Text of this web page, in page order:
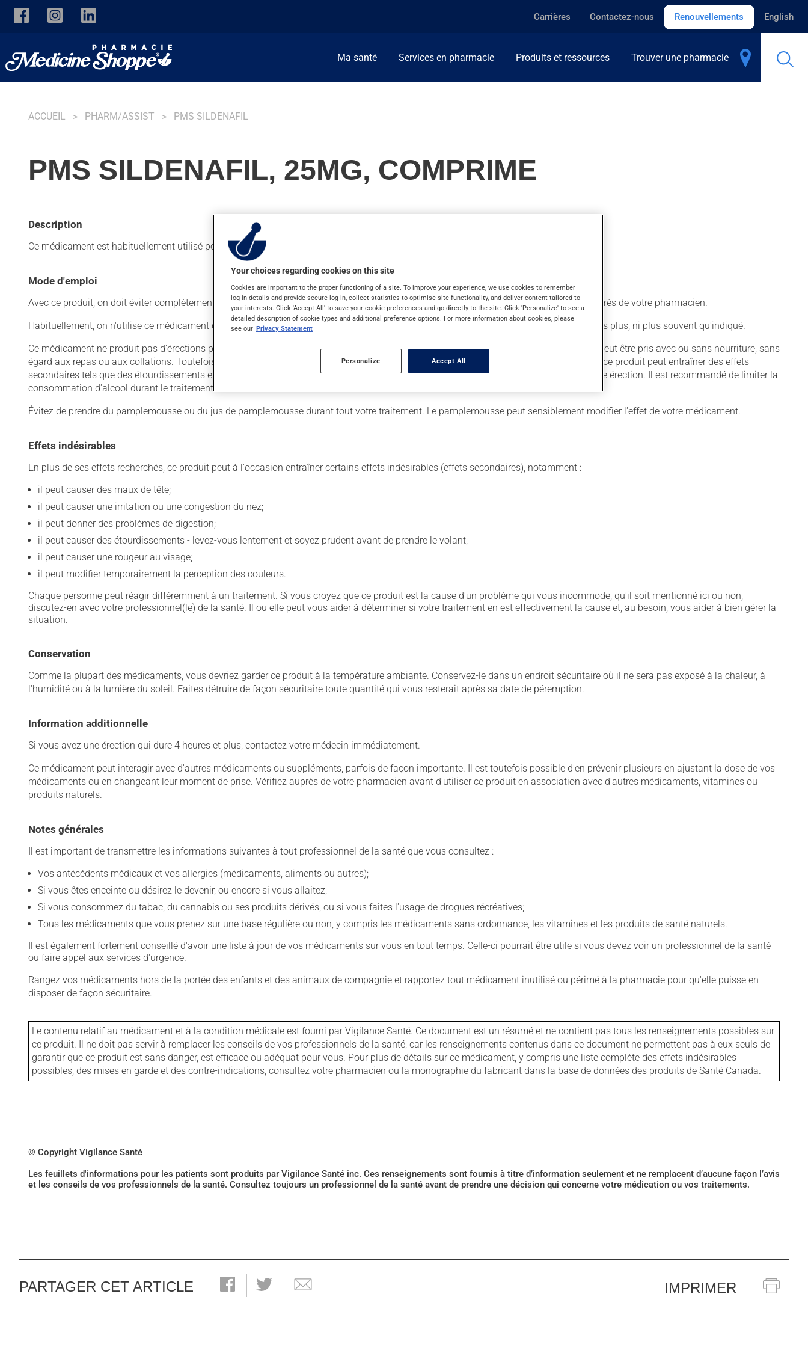
Skip to main content
Carrières Contactez-nous Renouvellements English
Ma santé Services en pharmacie Produits et ressources Trouver une pharmacie
ACCUEIL PHARM/ASSIST PMS SILDENAFIL
PMS SILDENAFIL, 25MG, COMPRIME
Description
Ce médicament est habituellement utilisé pour des troubles de l'érection. On peut sentir son action en moins d'une heure.
Mode d'emploi
Avec ce produit, on doit éviter complètement la prise de certains produits pour le coeur (les NITRATES). Dans le doute, informez-vous auprès de votre pharmacien.
Habituellement, on n'utilise ce médicament qu'au besoin. Il est important de respecter la posologie inscrite sur l'étiquette. N'en utilisez pas plus, ni plus souvent qu'indiqué.
Ce médicament ne produit pas d'érections par lui-même. Il facilite simplement l'atteinte d'une érection lors d'une stimulation sexuelle. Il peut être pris avec ou sans nourriture, sans
égard aux repas ou aux collations. Toutefois, la prise avec un repas riche en gras peut retarder son début d'action. La prise d'alcool avec ce produit peut entraîner des effets
secondaires tels que des étourdissements et des maux de tête. De plus, la consommation d'alcool peut diminuer la capacité à obtenir une érection. Il est recommandé de limiter la
consommation d'alcool durant le traitement.
Évitez de prendre du pamplemousse ou du jus de pamplemousse durant tout votre traitement. Le pamplemousse peut sensiblement modifier l'effet de votre médicament.
Effets indésirables
En plus de ses effets recherchés, ce produit peut à l'occasion entraîner certains effets indésirables (effets secondaires), notamment :
il peut causer des maux de tête;
il peut causer une irritation ou une congestion du nez;
il peut donner des problèmes de digestion;
il peut causer des étourdissements - levez-vous lentement et soyez prudent avant de prendre le volant;
il peut causer une rougeur au visage;
il peut modifier temporairement la perception des couleurs.
Chaque personne peut réagir différemment à un traitement. Si vous croyez que ce produit est la cause d'un problème qui vous incommode, qu'il soit mentionné ici ou non,
discutez-en avec votre professionnel(le) de la santé. Il ou elle peut vous aider à déterminer si votre traitement en est effectivement la cause et, au besoin, vous aider à bien gérer la
situation.
Conservation
Comme la plupart des médicaments, vous devriez garder ce produit à la température ambiante. Conservez-le dans un endroit sécuritaire où il ne sera pas exposé à la chaleur, à
l'humidité ou à la lumière du soleil. Faites détruire de façon sécuritaire toute quantité qui vous resterait après sa date de péremption.
Information additionnelle
Si vous avez une érection qui dure 4 heures et plus, contactez votre médecin immédiatement.
Ce médicament peut interagir avec d'autres médicaments ou suppléments, parfois de façon importante. Il est toutefois possible d'en prévenir plusieurs en ajustant la dose de vos
médicaments ou en changeant leur moment de prise. Vérifiez auprès de votre pharmacien avant d'utiliser ce produit en association avec d'autres médicaments, vitamines ou
produits naturels.
Notes générales
Il est important de transmettre les informations suivantes à tout professionnel de la santé que vous consultez :
Vos antécédents médicaux et vos allergies (médicaments, aliments ou autres);
Si vous êtes enceinte ou désirez le devenir, ou encore si vous allaitez;
Si vous consommez du tabac, du cannabis ou ses produits dérivés, ou si vous faites l'usage de drogues récréatives;
Tous les médicaments que vous prenez sur une base régulière ou non, y compris les médicaments sans ordonnance, les vitamines et les produits de santé naturels.
Il est également fortement conseillé d'avoir une liste à jour de vos médicaments sur vous en tout temps. Celle-ci pourrait être utile si vous devez voir un professionnel de la santé
ou faire appel aux services d'urgence.
Rangez vos médicaments hors de la portée des enfants et des animaux de compagnie et rapportez tout médicament inutilisé ou périmé à la pharmacie pour qu'elle puisse en
disposer de façon sécuritaire.
Le contenu relatif au médicament et à la condition médicale est fourni par Vigilance Santé. Ce document est un résumé et ne contient pas tous les renseignements possibles sur
ce produit. Il ne doit pas servir à remplacer les conseils de vos professionnels de la santé, car les renseignements contenus dans ce document ne permettent pas à eux seuls de
garantir que ce produit est sans danger, est efficace ou adéquat pour vous. Pour plus de détails sur ce médicament, y compris une liste complète des effets indésirables
possibles, des mises en garde et des contre-indications, consultez votre pharmacien ou la monographie du fabricant dans la base de données des produits de Santé Canada.
© Copyright Vigilance Santé
Les feuillets d'informations pour les patients sont produits par Vigilance Santé inc. Ces renseignements sont fournis à titre d’information seulement et ne remplacent d’aucune façon l’avis
et les conseils de vos professionnels de la santé. Consultez toujours un professionnel de la santé avant de prendre une décision qui concerne votre médication ou vos traitements.
PARTAGER CET ARTICLE IMPRIMER
Your choices regarding cookies on this site
Cookies are important to the proper functioning of a site. To improve your experience, we use cookies to remember
log-in details and provide secure log-in, collect statistics to optimise site functionality, and deliver content tailored to
your interests. Click 'Accept All' to save your cookie preferences and go directly to the site. Click 'Personalize' to see a
detailed description of cookie types and additional preference options. For more information about cookies, please
see our Privacy Statement
Personalize Accept All